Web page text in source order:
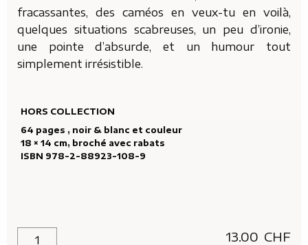
fracassantes, des caméos en veux-tu en voilà,
quelques situations scabreuses, un peu d’ironie,
une pointe d’absurde, et un humour tout
simplement irrésistible.
HORS COLLECTION
64 pages , noir & blanc et couleur
18 × 14 cm, broché avec rabats
ISBN 978-2-88923-108-9
quantité de En Coulisse 13.00 CHF